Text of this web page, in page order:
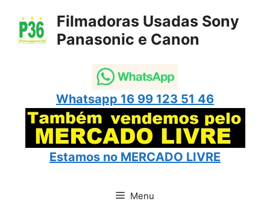
para
Filmadoras Usadas Sony
Panasonic e Canon
Whatsapp 16 99 123 51 46
Estamos no MERCADO LIVRE
Menu